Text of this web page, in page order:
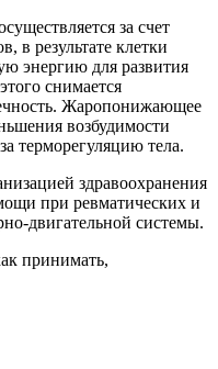
за счет
в результате клетки
энергию для развития
снимается
Жаропонижающее
возбудимости
терморегуляцию тела.
здравоохранения
при ревматических и
двигательной системы.